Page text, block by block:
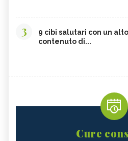
3
9 cibi salutari con un alto
contenuto di...
Cure